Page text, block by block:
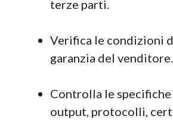
terze parti.
Verifica le condizioni
garanzia del venditore.
Controlla le
output, protocolli,